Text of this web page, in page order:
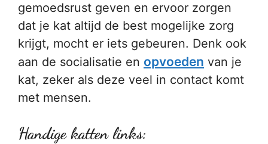
gemoedsrust geven en ervoor zorgen
dat je kat altijd de best mogelijke zorg
krijgt, mocht er iets gebeuren. Denk ook
aan de socialisatie en opvoeden van je
kat, zeker als deze veel in contact komt
met mensen.
Handige katten links: